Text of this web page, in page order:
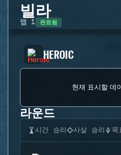
빌라
맵 1 완료됨
HEROIC
현재 표시할 데
라운드
시간 승리 사살 승리 목